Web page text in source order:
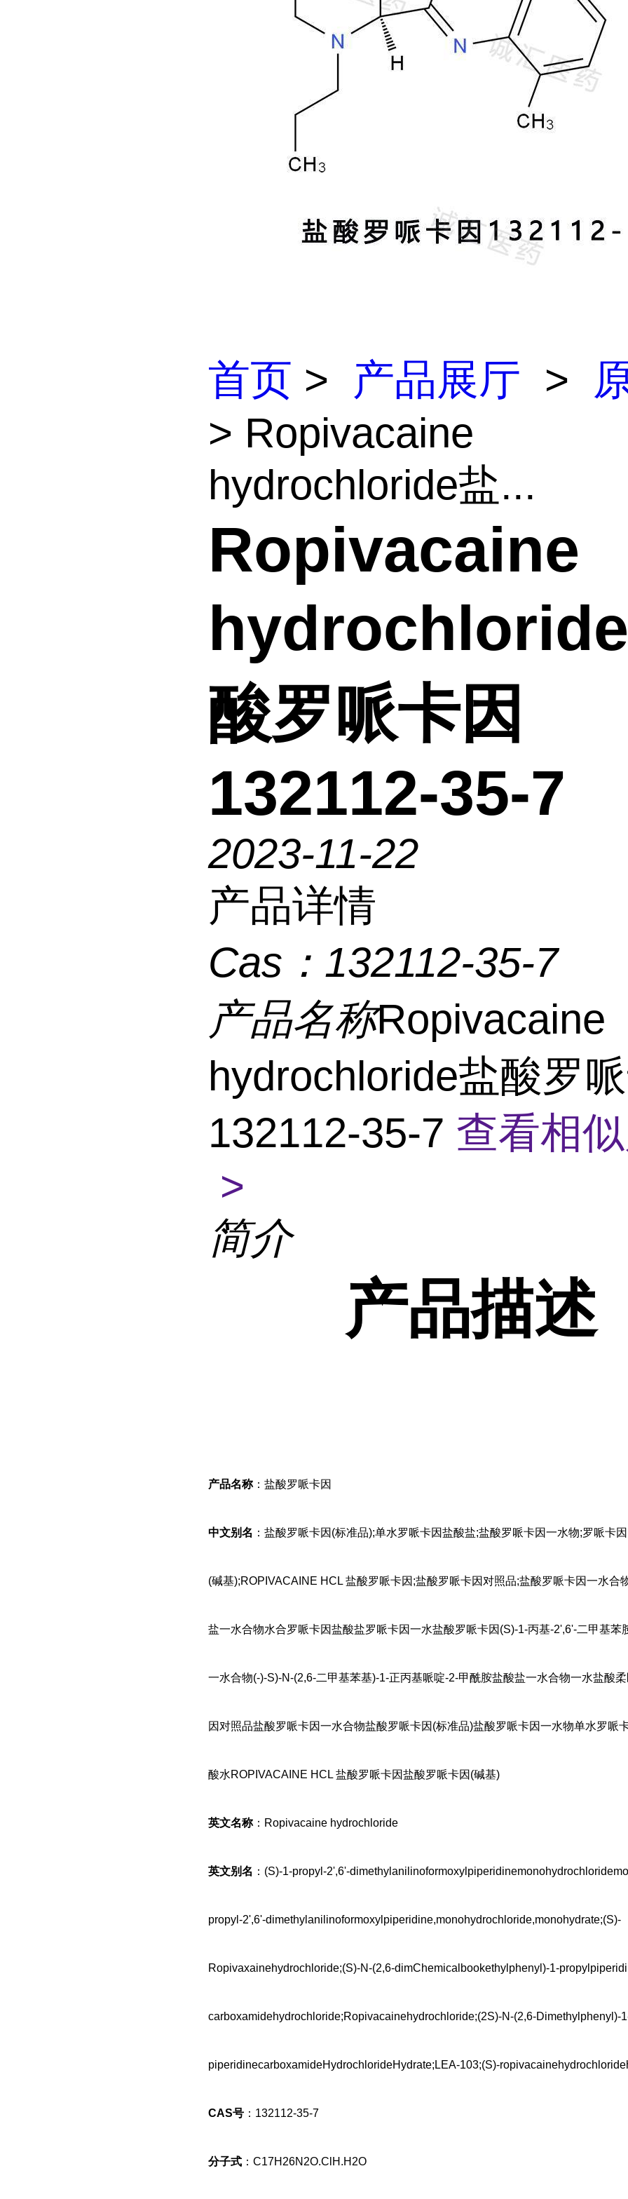
首页 > 产品展厅 >
> Ropivacaine
hydrochloride盐...
Ropivacaine
酸罗哌卡因
132112-35-7
2023-11-22
产品详情
Cas： 132112-35-7
产品名称Ropivacaine
hydrochloride盐酸罗
132112-35-7 查看相
>
简介
产品描述
产品名称：盐酸罗哌卡因
中文别名 ：盐酸罗哌卡因(标准品);单水罗哌卡因盐酸盐;盐酸罗哌卡因一水物;罗哌卡
(碱基);ROPIVACAINE HCL 盐酸罗哌卡因;盐酸罗哌卡因对照品;盐酸罗哌卡因一水合
盐一水合物水合罗哌卡因盐酸盐罗哌卡因一水盐酸罗哌卡因 (S)-1-丙基-2',6'-二甲基苯
一水合物(-)-S)-N-(2,6-二甲基苯基)-1-正丙基哌啶-2-甲酰胺盐酸盐一水合物一水盐酸
因对照品盐酸罗哌卡因一水合物盐酸罗哌卡因(标准品)盐酸罗哌卡因一水物单水罗哌
酸水ROPIVACAINE HCL 盐酸罗哌卡因盐酸罗哌卡因(碱基)
英文名称：Ropivacaine hydrochloride
英文别名 ：(S)-1-propyl-2',6'-
propyl-2',6'-dimethylanilinoformoxylpiperidine,monohydrochloride,monohydrate;(S)-
Ropivaxainehydrochloride;(S)-N-(2,6-dimChemicalbookethylphenyl)-1-
carboxamidehydrochloride;Ropivacainehydrochloride;(2S)-N-(2,6-Dimethylphenyl)-
piperidinecarboxamideHydrochlorideHydrate;LEA-103;(S)-
CAS号 ：132112-35-7
分子式 ：C17H26N2O.ClH.H2O